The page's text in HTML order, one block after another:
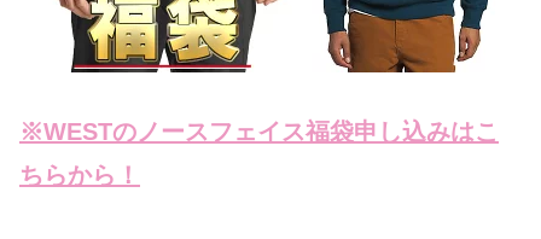
※WESTのノースフェイス福袋申し込みはこ
ちらから！